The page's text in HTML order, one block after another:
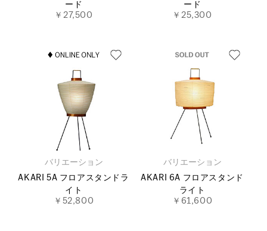
ード
￥27,500
ード
￥25,300
バリエーション
AKARI 5A フロアスタンドラ
イト
￥52,800
バリエーション
AKARI 6A フロアスタンド
ライト
￥61,600